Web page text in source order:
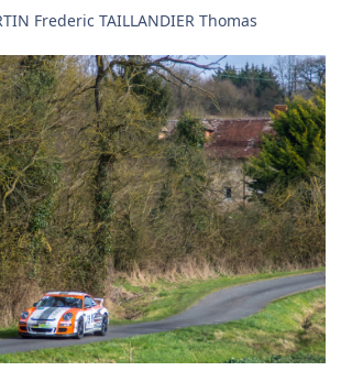
Frederic TAILLANDIER Thomas